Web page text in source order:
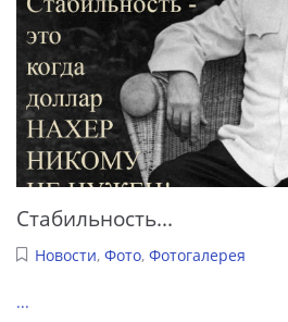
Стабильность...
Новости, Фото, Фотогалерея
...